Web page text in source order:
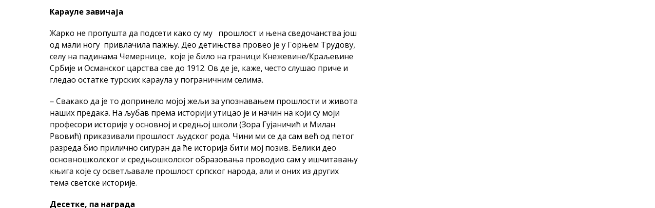
Карауле завичаја
Жарко не пропушта да подсети како су му прошлост и њена сведочанства још
од мали ногу привлачила пажњу. Део детињства провео је у Горњем Трудову,
селу на падинама Чемернице, које је било на граници Кнежевине/Краљевине
Србије и Османског царства све до 1912. Ов де је, каже, често слушао приче и
гледао остатке турских караула у пограничним селима.
– Свакако да је то допринело мојој жељи за упознавањем прошлости и живота
наших предака. На љубав према историји утицао је и начин на који су моји
професори историје у основној и средњој школи (Зора Гујаничић и Милан
Рвовић) приказивали прошлост људског рода. Чини ми се да сам већ од петог
разреда био прилично сигуран да ће историја бити мој позив. Велики део
основношколског и средњошколског образовања проводио сам у ишчитавању
књига које су осветљавале прошлост српског народа, али и оних из других
тема светске историје.
Десетке, па награда